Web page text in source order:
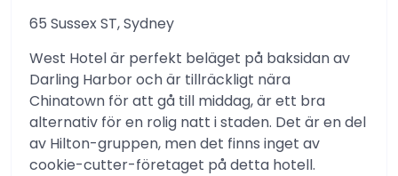
65 Sussex ST, Sydney
West Hotel är perfekt beläget på baksidan av
Darling Harbor och är tillräckligt nära
Chinatown för att gå till middag, är ett bra
alternativ för en rolig natt i staden. Det är en del
av Hilton-gruppen, men det finns inget av
cookie-cutter-företaget på detta hotell.